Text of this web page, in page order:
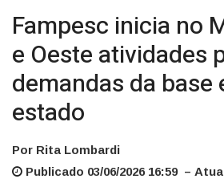
estado
Fampesc inicia no
e Oeste atividades
demandas da base
estado
Por Rita Lombardi
Publicado 03/06/2026 16:59 –